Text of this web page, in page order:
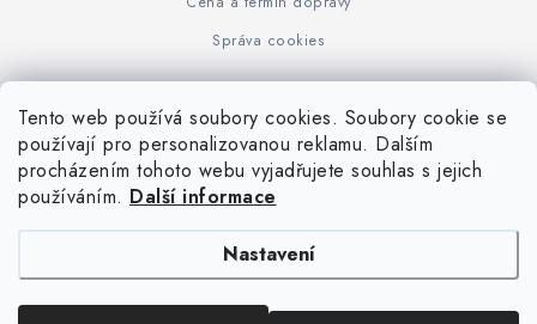
Tento web používá soubory cookies. Soubory cookie se
používají pro personalizovanou reklamu. Dalším
procházením tohoto webu vyjadřujete souhlas s jejich
používáním. Další informace
Nastavení
Správa cookies
www.KOVOJUHASZ.cz Výrobce STIHL STIHL Timbersport
iPloty.cz - PLETIVA A NÁŘADÍ. Všechna práva vyhrazena.